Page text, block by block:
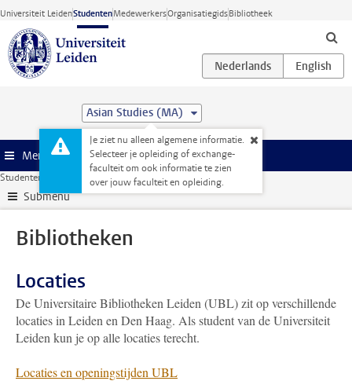
Ga direct naar de inhoud
Universiteit LeidenStudentenMedewerkersOrganisatiegidsBibliotheek
Asian Studies (MA)
Je ziet nu alleen algemene informatie.
Selecteer je opleiding of exchange-
faculteit om ook informatie te zien
over jouw faculteit en opleiding.
Menu
Studentenwebsite Faciliteiten Bibliotheken
Submenu
Bibliotheken
Locaties
De Universitaire Bibliotheken Leiden (UBL) zit op verschillende
locaties in Leiden en Den Haag. Als student van de Universiteit
Leiden kun je op alle locaties terecht.
Locaties en openingstijden UBL